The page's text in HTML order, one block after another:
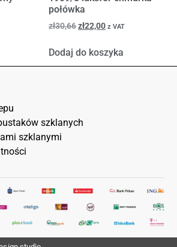
połówka
zł30,66zł22,00 z VAT
Dodaj do koszyka
szklanych
szklanymi